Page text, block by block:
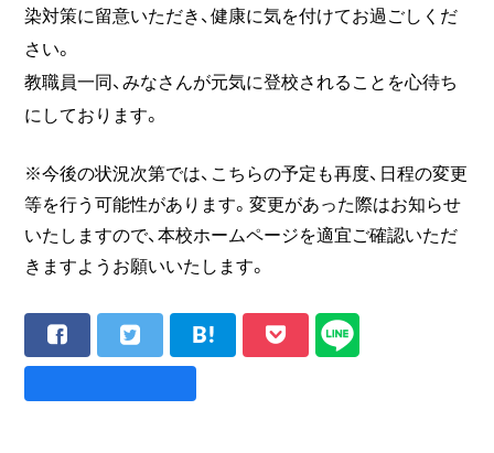
染対策に留意いただき、健康に気を付けてお過ごしくだ
さい。
教職員一同、みなさんが元気に登校されることを心待ち
にしております。
※今後の状況次第では、こちらの予定も再度、日程の変更
等を行う可能性があります。変更があった際はお知らせ
いたしますので、本校ホームページを適宜ご確認いただ
きますようお願いいたします。